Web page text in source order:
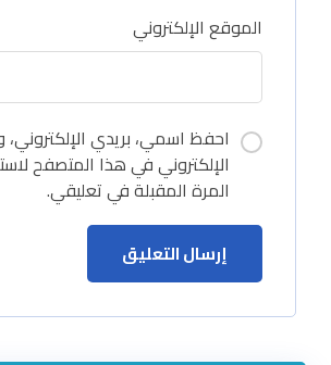
الموقع الإلكتروني
احفظ اسمي، بريدي
الإلكتروني في هذا المتصفح
المرة المقبلة في تعليقي.
إرسال التعليق